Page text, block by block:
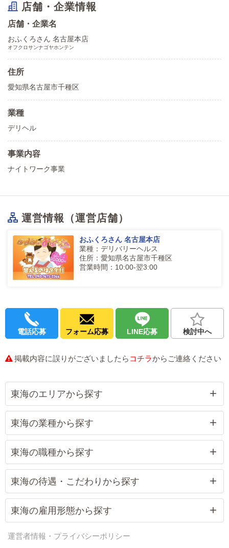
店舗・企業情報
店舗・企業名
おふくろさん 名古屋本店
オフクロサンナゴヤホンテン
住所
愛知県名古屋市千種区
業種
デリヘル
事業内容
ナイトワーク事業
運営情報（運営店舗）
おふくろさん 名古屋本店
業種：デリバリーヘルス
住所：愛知県名古屋市千種区
営業時間：10:00-翌3:00
電話応募 フォーム応募 LINE応募 検討中へ
掲載内容に誤りがございましたら コチラからご連絡ください
東海のエリアから探す
東海の業種から探す
東海の職種から探す
東海の待遇・こだわりから探す
東海の雇用形態から探す
運営者情報・プライバシーポリシー